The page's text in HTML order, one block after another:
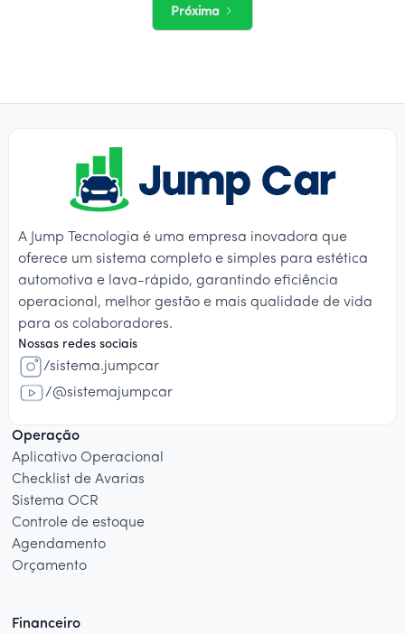
Próxima
A Jump Tecnologia é uma empresa inovadora que
oferece um sistema completo e simples para estética
automotiva e lava-rápido, garantindo eficiência
operacional, melhor gestão e mais qualidade de vida
para os colaboradores.
Nossas redes sociais
/sistema.jumpcar
/@sistemajumpcar
Operação
Aplicativo Operacional
Checklist de Avarias
Sistema OCR
Controle de estoque
Agendamento
Orçamento
Financeiro